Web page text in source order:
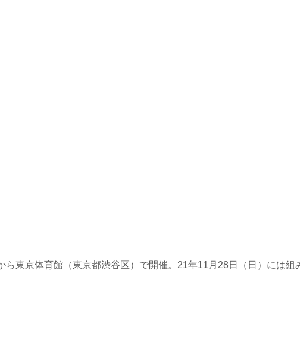
東京体育館（東京都渋谷区）で開催。21年11月28日（日）には組